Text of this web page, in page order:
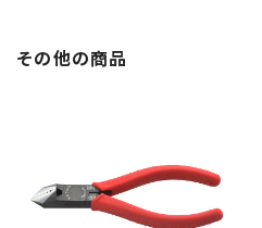
その他の商品